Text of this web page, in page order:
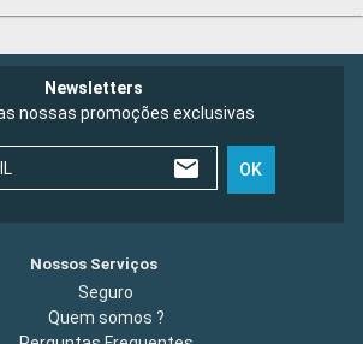
Newsletters
nossas promoções exclusivas
OK
Nossos Serviços
Seguro
Quem somos ?